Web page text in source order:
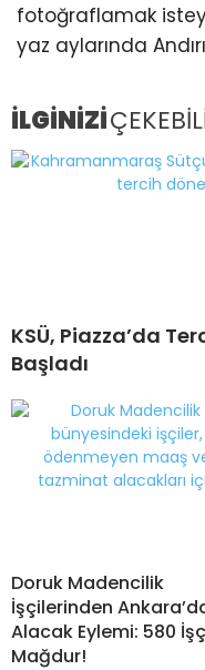
fotoğraflamak
yaz aylarında
İLGİNİZİ
KSÜ, Piazza’da
Başladı
Doruk Madencilik
İşçilerinden
Alacak Eylemi: 580
Mağdur!